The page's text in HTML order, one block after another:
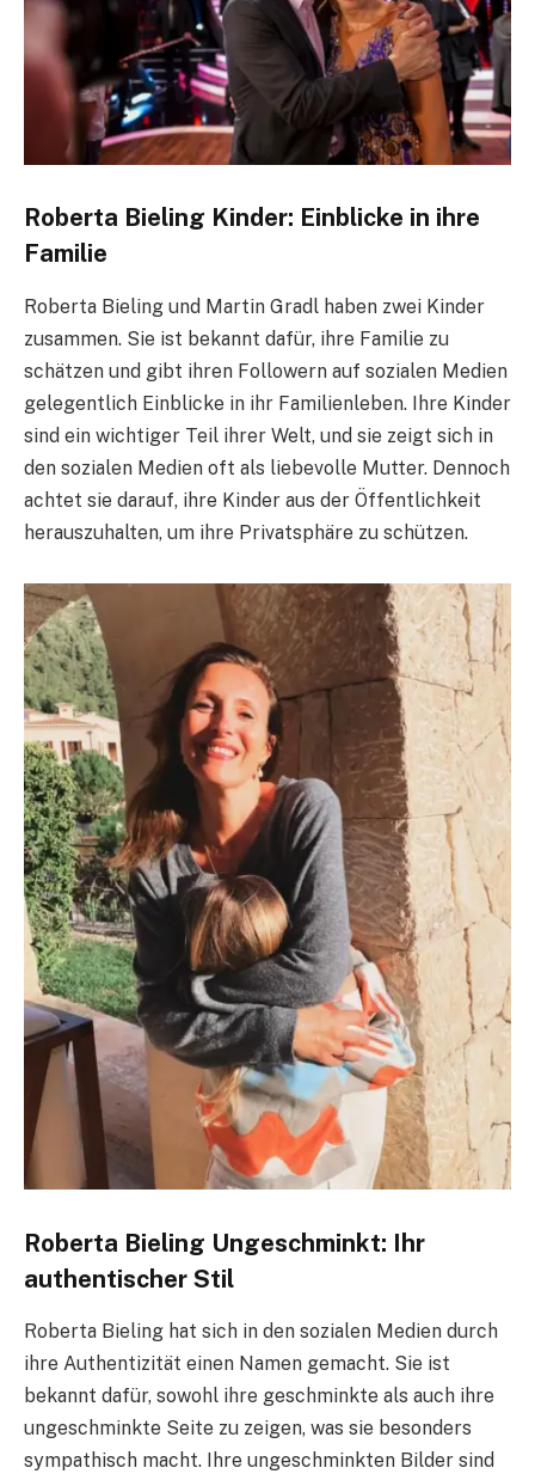
Roberta Bieling Kinder: Einblicke in ihre
Familie
Roberta Bieling und Martin Gradl haben zwei Kinder
zusammen. Sie ist bekannt dafür, ihre Familie zu
schätzen und gibt ihren Followern auf sozialen Medien
gelegentlich Einblicke in ihr Familienleben. Ihre Kinder
sind ein wichtiger Teil ihrer Welt, und sie zeigt sich in
den sozialen Medien oft als liebevolle Mutter. Dennoch
achtet sie darauf, ihre Kinder aus der Öffentlichkeit
herauszuhalten, um ihre Privatsphäre zu schützen.
Roberta Bieling Ungeschminkt: Ihr
authentischer Stil
Roberta Bieling hat sich in den sozialen Medien durch
ihre Authentizität einen Namen gemacht. Sie ist
bekannt dafür, sowohl ihre geschminkte als auch ihre
ungeschminkte Seite zu zeigen, was sie besonders
sympathisch macht. Ihre ungeschminkten Bilder sind